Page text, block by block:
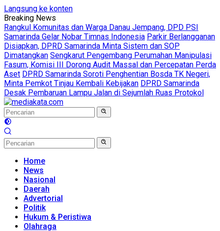
Langsung ke konten
Breaking News
Rangkul Komunitas dan Warga Danau Jempang, DPD PSI
Samarinda Gelar Nobar Timnas Indonesia Parkir Berlangganan
Disiapkan, DPRD Samarinda Minta Sistem dan SOP
Dimatangkan Sengkarut Pengembang Perumahan Manipulasi
Fasum, Komisi III Dorong Audit Massal dan Percepatan Perda
Aset DPRD Samarinda Soroti Penghentian Bosda TK Negeri,
Minta Pemkot Tinjau Kembali Kebijakan DPRD Samarinda
Desak Pembaruan Lampu Jalan di Sejumlah Ruas Protokol
Home
News
Nasional
Daerah
Advertorial
Politik
Hukum & Peristiwa
Olahraga